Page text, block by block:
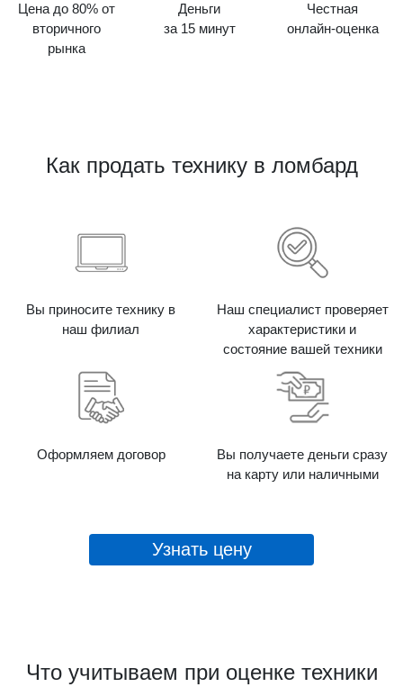
Цена до 80% от
вторичного
рынка
Деньги
за 15 минут
Честная
онлайн-оценка
Как продать технику в ломбард
Вы приносите технику в
наш филиал
Наш специалист проверяет
характеристики и
состояние вашей техники
Оформляем договор
Вы получаете деньги сразу
на карту или наличными
Узнать цену
Что учитываем при оценке техники